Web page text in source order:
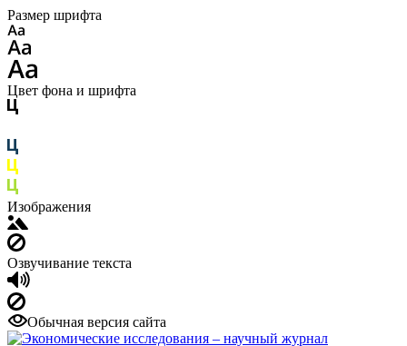
Размер шрифта
Цвет фона и шрифта
Изображения
Озвучивание текста
Обычная версия сайта